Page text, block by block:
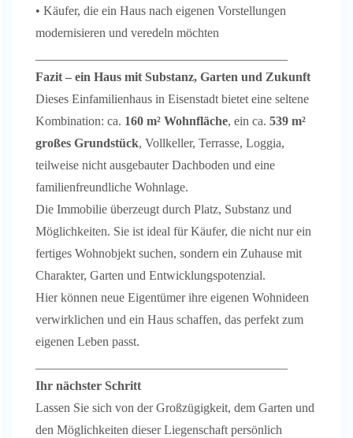
• Käufer, die ein Haus nach eigenen Vorstellungen
modernisieren und veredeln möchten
Fazit – ein Haus mit Substanz, Garten und Zukunft
Dieses Einfamilienhaus in Eisenstadt bietet eine seltene
Kombination: ca. 160 m² Wohnfläche, ein ca. 539 m²
großes Grundstück, Vollkeller, Terrasse, Loggia,
teilweise nicht ausgebauter Dachboden und eine
familienfreundliche Wohnlage.
Die Immobilie überzeugt durch Platz, Substanz und
Möglichkeiten. Sie ist ideal für Käufer, die nicht nur ein
fertiges Wohnobjekt suchen, sondern ein Zuhause mit
Charakter, Garten und Entwicklungspotenzial.
Hier können neue Eigentümer ihre eigenen Wohnideen
verwirklichen und ein Haus schaffen, das perfekt zum
eigenen Leben passt.
Ihr nächster Schritt
Lassen Sie sich von der Großzügigkeit, dem Garten und
den Möglichkeiten dieser Liegenschaft persönlich